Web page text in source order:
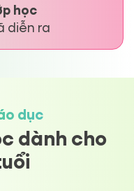
học
diễn ra
dục
dành cho